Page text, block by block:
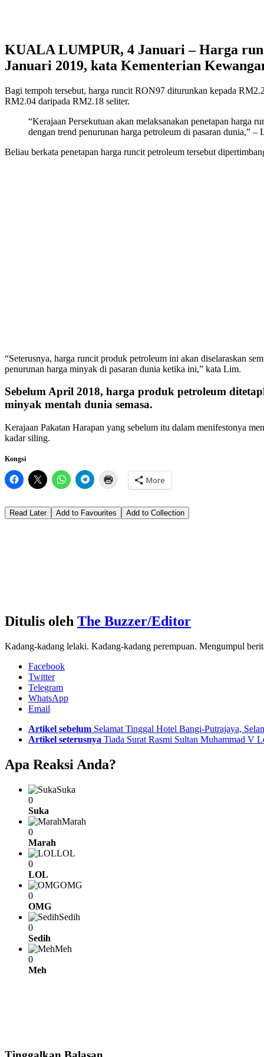
KUALA LUMPUR, 4 Januari – Harga
Januari 2019, kata Kementerian
Bagi tempoh tersebut, harga runcit RON97 diturunkan kepada
RM2.04 daripada RM2.18 seliter.
“Kerajaan Persekutuan akan melaksanakan penetapan harga
dengan trend penurunan harga petroleum di pasaran dunia,”
Beliau berkata penetapan harga runcit petroleum tersebut
“Seterusnya, harga runcit produk petroleum ini akan diselaraskan
penurunan harga minyak di pasaran dunia ketika ini,” kata Lim.
Sebelum April 2018, harga produk petroleum
minyak mentah dunia semasa.
Kerajaan Pakatan Harapan yang sebelum itu dalam menifestonya
kadar siling.
Kongsi
More
Read Later Add to Favourites Add to Collection
Ditulis oleh The Buzzer/Editor
Kadang-kadang lelaki. Kadang-kadang perempuan. Mengumpul
Facebook
Twitter
Telegram
WhatsApp
Email
more
Artikel sebelum Selamat Tinggal Hotel Bangi-Putrajaya,
Artikel seterusnya Tiada Surat Rasmi Sultan Muhammad V
Apa Reaksi Anda?
Suka
0
Suka
Marah
0
Marah
LOL
0
LOL
OMG
0
OMG
Sedih
0
Sedih
Meh
0
Meh